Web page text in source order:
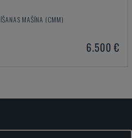
MAŠĪNA (CMM)
6.500 €